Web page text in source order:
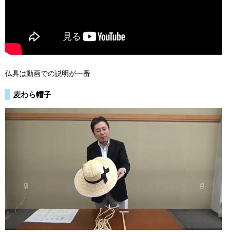
仏具は動画での説明が一番
麦わら帽子